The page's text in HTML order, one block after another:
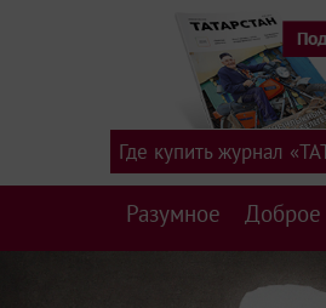
Разумное Доброе
Где купить журнал